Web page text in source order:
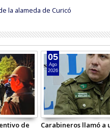
la alameda de Curicó
de
Carabineros llamó a
05
Ago
2026